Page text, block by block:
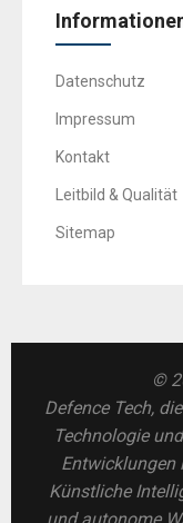
Datenschutz
Impressum
Kontakt
Leitbild & Qualität
Sitemap
©
Defence Tech,
Technologie
Entwicklungen
Künstliche